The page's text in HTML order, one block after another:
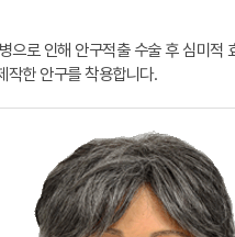
으로 인해 안구적출 수술 후 심미적
작한 안구를 착용합니다.